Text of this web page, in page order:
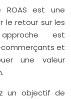
ROAS est une
le retour sur les
est
et
une valeur
un objectif de